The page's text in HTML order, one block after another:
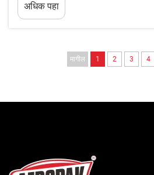
वेगळे, ब...
अधिक पहा
मागील 1 2 3 4